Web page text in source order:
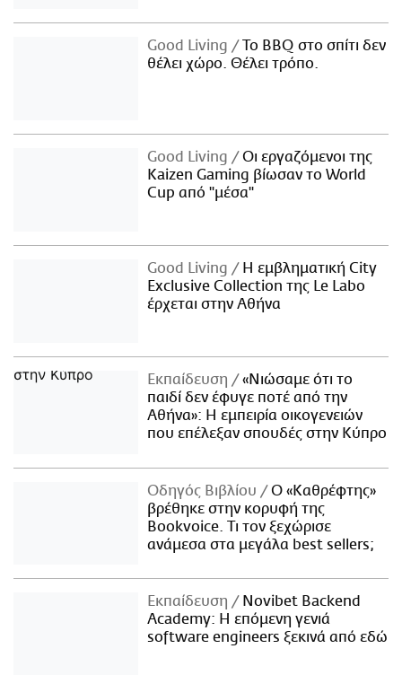
Good Living
Το BBQ στο σπίτι δεν
θέλει χώρο. Θέλει τρόπο.
Good Living
Οι εργαζόμενοι της
Kaizen Gaming βίωσαν το World
Cup από "μέσα"
Good Living
Η εμβληματική City
Exclusive Collection της Le Labo
έρχεται στην Αθήνα
Εκπαίδευση
«Νιώσαμε ότι το
παιδί δεν έφυγε ποτέ από την
Αθήνα»: Η εμπειρία οικογενειών
που επέλεξαν σπουδές στην Κύπρο
Οδηγός Βιβλίου
Ο «Καθρέφτης»
βρέθηκε στην κορυφή της
Bookvoice. Τι τον ξεχώρισε
ανάμεσα στα μεγάλα best sellers;
Εκπαίδευση
Novibet Backend
Academy: Η επόμενη γενιά
software engineers ξεκινά από εδώ